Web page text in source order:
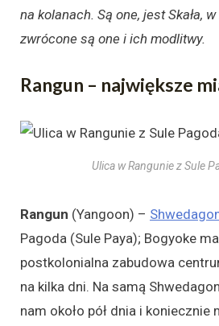
na kolanach. Są one, jest Skała,
zwrócone są one i ich modlitwy.
Rangun – największe
Ulica w Rangunie z Sule
Rangun (Yangoon) –
Pagoda (Sule Paya); Bogyoke
postkolonialna zabudowa
na kilka dni. Na samą
nam około pół dnia i